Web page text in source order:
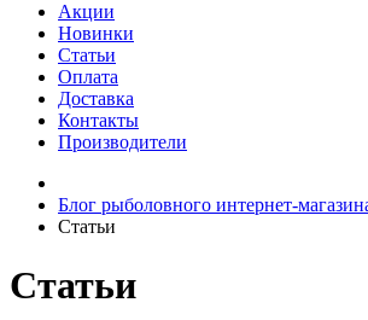
Акции
Новинки
Статьи
Оплата
Доставка
Контакты
Производители
Блог рыболовного интернет-
Статьи
Статьи